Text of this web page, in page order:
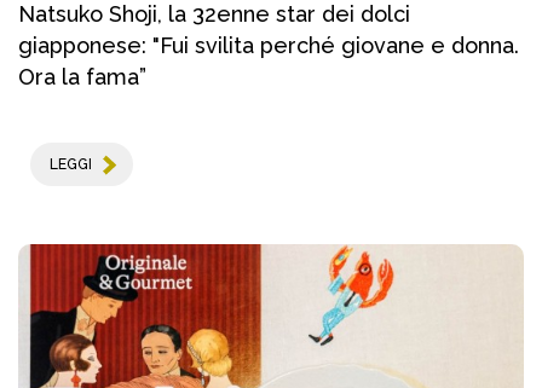
Natsuko Shoji, la 32enne star dei dolci
giapponese: "Fui svilita perché giovane e donna.
Ora la fama”
LEGGI